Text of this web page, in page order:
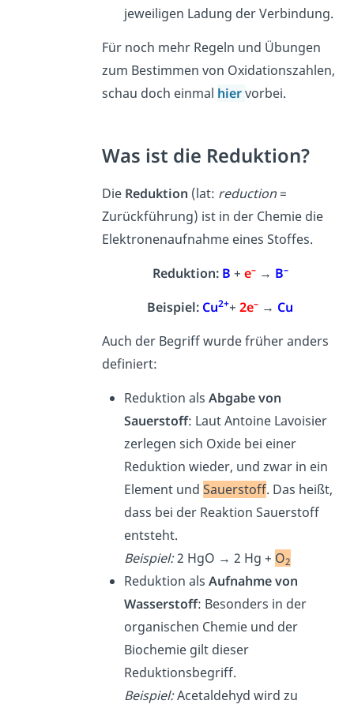
jeweiligen Ladung der Verbindung.
Für noch mehr Regeln und Übungen
zum Bestimmen von Oxidationszahlen,
schau doch einmal hiervorbei.
Was ist die Reduktion?
Die Reduktion (lat: reduction=
Zurückführung) ist in der Chemie die
Elektronenaufnahme eines Stoffes.
Reduktion:B + e–→ B–
Beispiel: Cu2++2e– → Cu
Auch der Begriff wurde früher anders
definiert:
Reduktion alsAbgabe von
Sauerstoff: Laut Antoine Lavoisier
zerlegen sich Oxide bei einer
Reduktion wieder, und zwar in ein
Element undSauerstoff. Das heißt,
dass bei der Reaktion Sauerstoff
entsteht.
Beispiel:2 HgO → 2 Hg + O2
Reduktion alsAufnahme von
Wasserstoff: Besonders in der
organischen Chemie und der
Biochemie gilt dieser
Reduktionsbegriff.
Beispiel:Acetaldehyd wird zu